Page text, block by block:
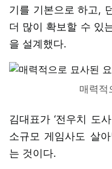
기를 기본으로 하고,
더 많이 확보할 수 있
을 설계했다.
매력적
김대표가 ‘전우치 도
소규모 게임사도 살
는 것이다.